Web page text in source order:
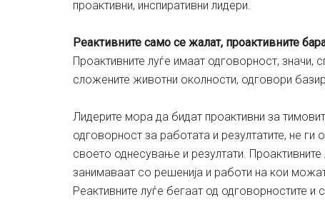
проактивни, инспиративни лидери.
Реактивните само се жалат, проактивните
Проактивните луѓе имаат одговорност,
сложените животни околности, одговори
Лидерите мора да бидат проактивни за
одговорност за работата и резултатите, не ги
своето однесување и резултати. Проактивните
занимаваат со решенија и работи на кои
Реактивните луѓе бегаат од одговорностите